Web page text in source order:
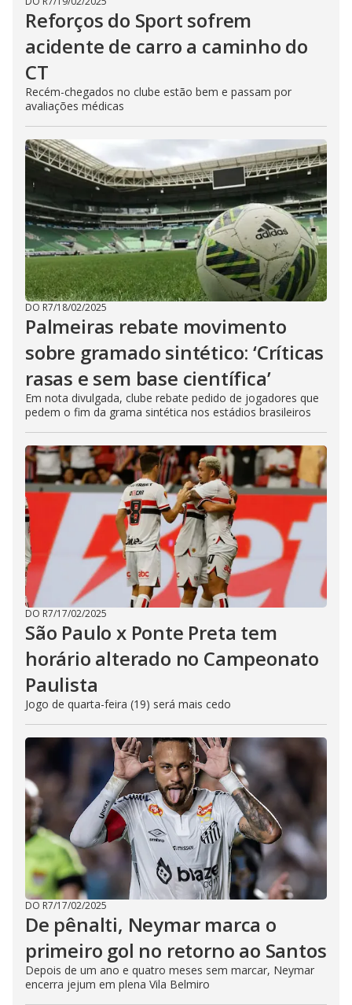
Reforços do Sport sofrem
acidente de carro a caminho do
CT
Recém-chegados no clube estão bem e passam por
avaliações médicas
DO R7/18/02/2025
Palmeiras rebate movimento
sobre gramado sintético: ‘Críticas
rasas e sem base científica’
Em nota divulgada, clube rebate pedido de jogadores que
pedem o fim da grama sintética nos estádios brasileiros
DO R7/17/02/2025
São Paulo x Ponte Preta tem
horário alterado no Campeonato
Paulista
Jogo de quarta-feira (19) será mais cedo
DO R7/17/02/2025
De pênalti, Neymar marca o
primeiro gol no retorno ao Santos
Depois de um ano e quatro meses sem marcar, Neymar
encerra jejum em plena Vila Belmiro